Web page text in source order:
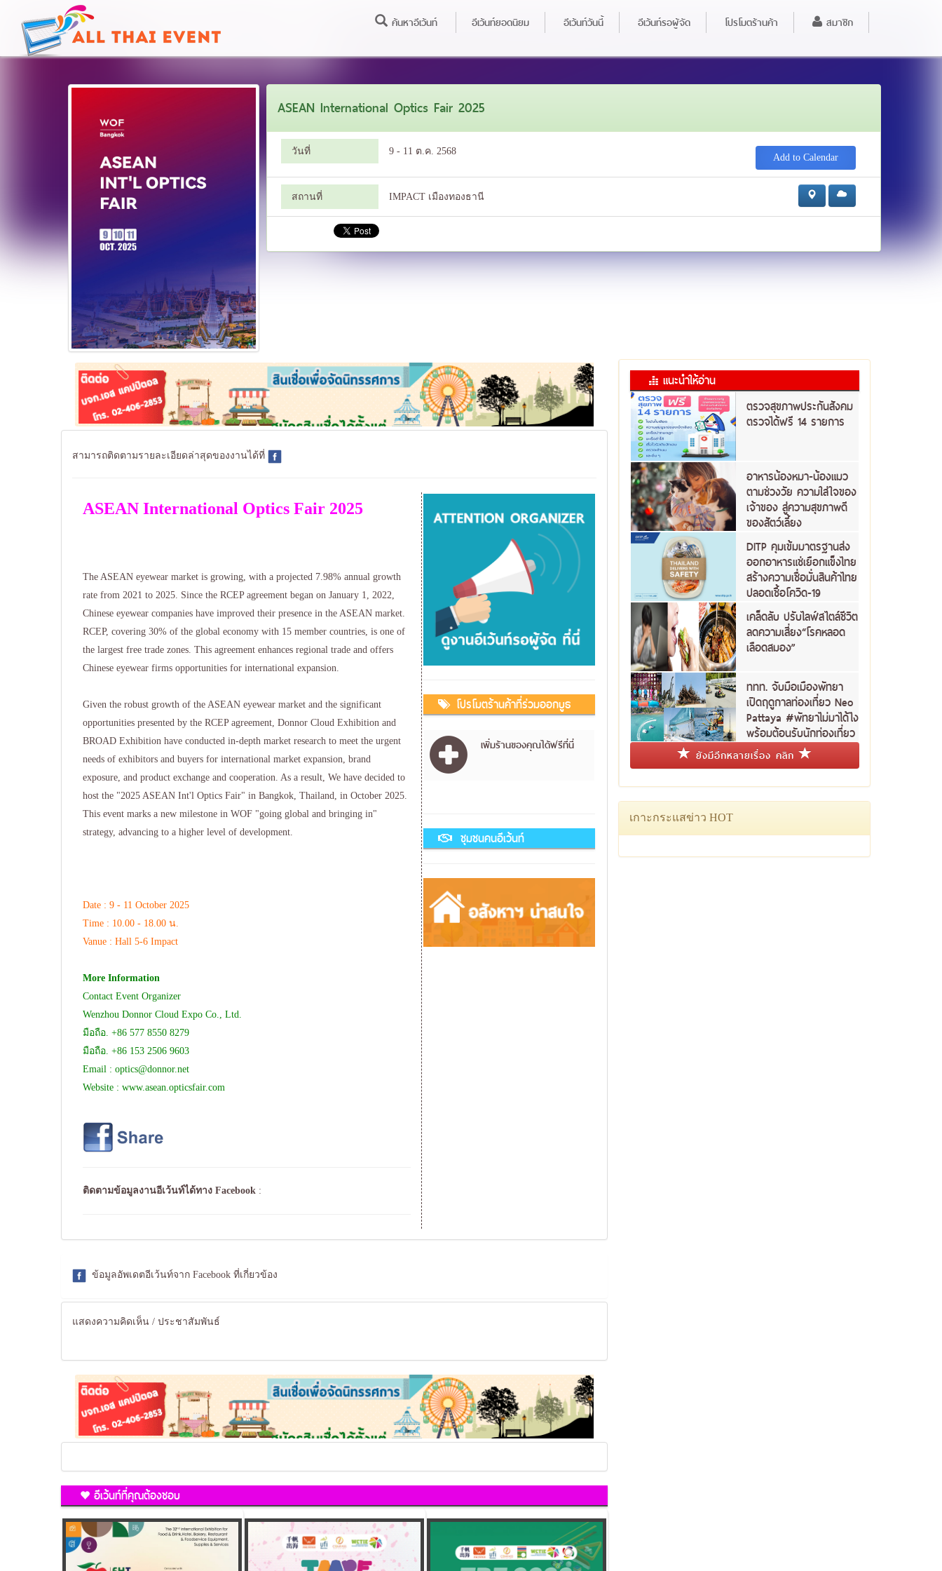
ค้นหาอีเว้นท์ อีเว้นท์ยอดนิยม อีเว้นท์วันนี้ อีเว้นท์รอผู้จัด โปรโมตร้านค้า สมาชิก
ASEAN International Optics Fair 2025
วันที่ 9 - 11 ต.ค. 2568
Add to Calendar
สถานที่ IMPACT เมืองทองธานี
สามารถติดตามรายละเอียดล่าสุดของงานได้ที่
ASEAN International Optics Fair 2025
The ASEAN eyewear market is growing, with a projected 7.98% annual growth
rate from 2021 to 2025. Since the RCEP agreement began on January 1, 2022,
Chinese eyewear companies have improved their presence in the ASEAN market.
RCEP, covering 30% of the global economy with 15 member countries, is one of
the largest free trade zones. This agreement enhances regional trade and offers
Chinese eyewear firms opportunities for international expansion.
Given the robust growth of the ASEAN eyewear market and the significant
opportunities presented by the RCEP agreement, Donnor Cloud Exhibition and
BROAD Exhibition have conducted in-depth market research to meet the urgent
needs of exhibitors and buyers for international market expansion, brand
exposure, and product exchange and cooperation. As a result, We have decided to
host the "2025 ASEAN Int'l Optics Fair" in Bangkok, Thailand, in October 2025.
This event marks a new milestone in WOF "going global and bringing in"
strategy, advancing to a higher level of development.
Date : 9 - 11 October 2025
Time : 10.00 - 18.00 น.
Vanue : Hall 5-6 Impact
More Information
Contact Event Organizer
Wenzhou Donnor Cloud Expo Co., Ltd.
มือถือ. +86 577 8550 8279
มือถือ. +86 153 2506 9603
Email : optics@donnor.net
Website : www.asean.opticsfair.com
ติดตามข้อมูลงานอีเว้นท์ได้ทาง Facebook :
โปรโมตร้านค้าที่ร่วมออกบูธ
เพิ่มร้านของคุณได้ฟรีที่นี่
ชุมชนคนอีเว้นท์
ข้อมูลอัพเดตอีเว้นท์จาก Facebook ที่เกี่ยวข้อง
แสดงความคิดเห็น / ประชาสัมพันธ์
อีเว้นท์ที่คุณต้องชอบ
แนะนำให้อ่าน
ตรวจสุขภาพประกันสังคม
ตรวจได้ฟรี 14 รายการ
อาหารน้องหมา-น้องแมว
ตามช่วงวัย ความใส่ใจของ
เจ้าของ สู่ความสุขภาพดี
ของสัตว์เลี้ยง
DITP คุมเข้มมาตรฐานส่ง
ออกอาหารแช่เยือกแข็งไทย
สร้างความเชื่อมั่นสินค้าไทย
ปลอดเชื้อโควิด-19
เคล็ดลับ ปรับไลฟ์สไตล์ชีวิต
ลดความเสี่ยง“โรคหลอด
เลือดสมอง”
ททท. จับมือเมืองพัทยา
เปิดฤดูกาลท่องเที่ยว Neo
Pattaya #พัทยาไม่มาได้ไง
พร้อมต้อนรับนักท่องเที่ยว
ชาวไทย
ยังมีอีกหลายเรื่อง คลิก
เกาะกระแสข่าว HOT